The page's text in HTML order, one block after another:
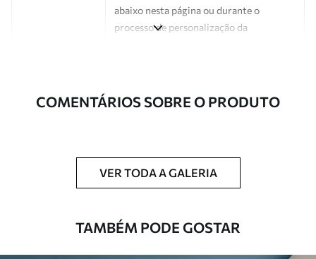
abaixo nesta página ou durante o
processo de personalização da
Número do
a01172
Acabamento Semibrilhante.
Impresso sob encomenda e entregue em
adicionais
Disponível com revestimento de verniz
e/ou adesivo para papel de parede.
COMENTÁRIOS SOBRE O PRODUTO
VER TODA A GALERIA
TAMBÉM PODE GOSTAR